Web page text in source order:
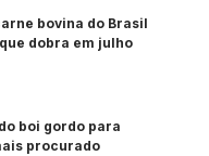
bovina do Brasil
dobra em julho
boi gordo para
procurado